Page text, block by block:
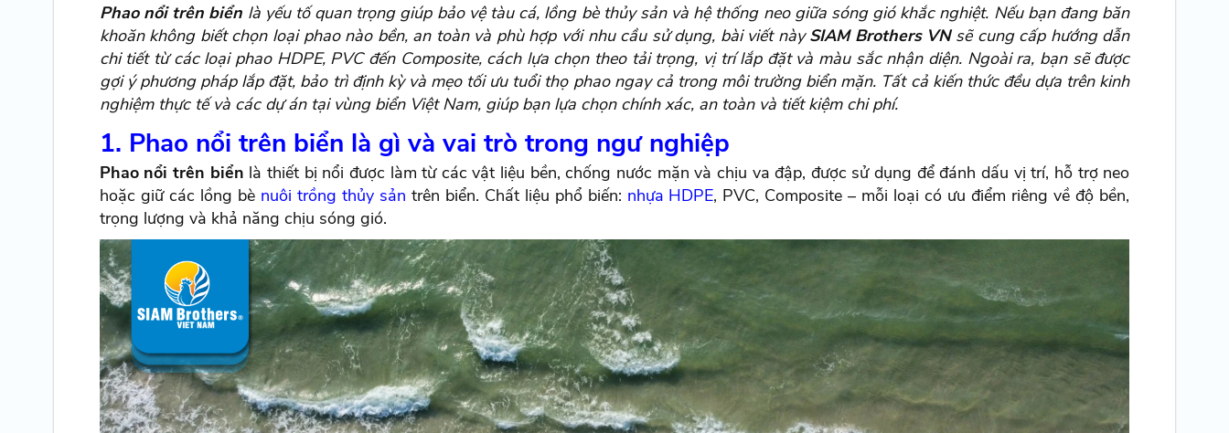
Phao nổi trên biển là yếu tố quan trọng giúp bảo vệ tàu cá, lồng bè thủy sản và hệ thống neo giữa sóng gió khắc nghiệt. Nếu bạn đang băn
khoăn không biết chọn loại phao nào bền, an toàn và phù hợp với nhu cầu sử dụng, bài viết nàySIAM Brothers VNsẽ cung cấp hướng dẫn
chi tiết từ các loại phao HDPE, PVC đến Composite, cách lựa chọn theo tải trọng, vị trí lắp đặt và màu sắc nhận diện. Ngoài ra, bạn sẽ được
gợi ý phương pháp lắp đặt, bảo trì định kỳ và mẹo tối ưu tuổi thọ phao ngay cả trong môi trường biển mặn. Tất cả kiến thức đều dựa trên kinh
nghiệm thực tế và các dự án tại vùng biển Việt Nam, giúp bạn lựa chọn chính xác, an toàn và tiết kiệm chi phí.
1. Phao nổi trên biển là gì và vai trò trong ngư nghiệp
Phao nổi trên biển là thiết bị nổi được làm từ các vật liệu bền, chống nước mặn và chịu va đập, được sử dụng để đánh dấu vị trí, hỗ trợ neo
hoặc giữ các lồng bè nuôi trồng thủy sản trên biển. Chất liệu phổ biến: nhựa HDPE, PVC, Composite – mỗi loại có ưu điểm riêng về độ bền,
trọng lượng và khả năng chịu sóng gió.